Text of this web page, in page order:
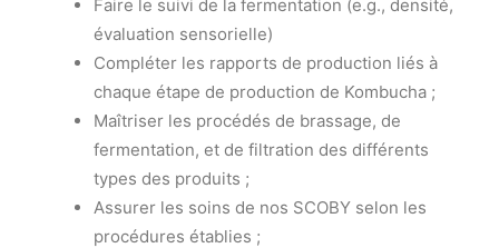
Faire le suivi de la fermentation (e.g., densité,
évaluation sensorielle)
Compléter les rapports de production liés à
chaque étape de production de Kombucha ;
Maîtriser les procédés de brassage, de
fermentation, et de filtration des différents
types des produits ;
Assurer les soins de nos SCOBY selon les
procédures établies ;